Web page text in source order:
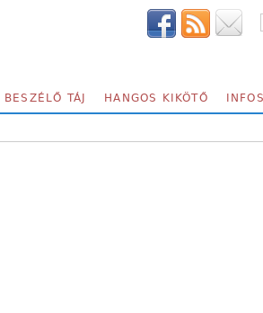
BESZÉLŐ TÁJ HANGOS KIKÖTŐ